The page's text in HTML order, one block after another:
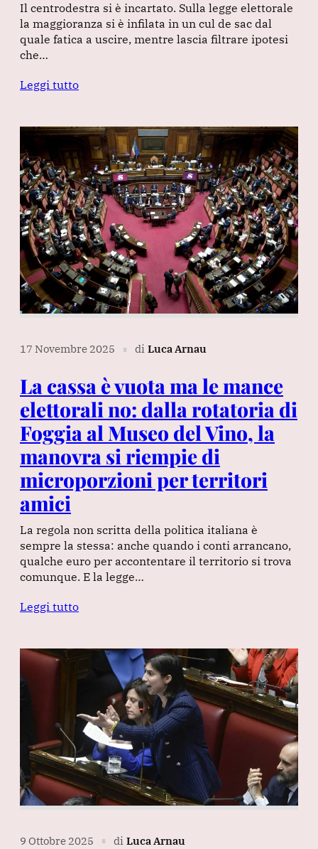
Il centrodestra si è incartato. Sulla legge elettorale
la maggioranza si è infilata in un cul de sac dal
quale fatica a uscire, mentre lascia filtrare ipotesi
che…
Leggi tutto
17 Novembre 2025 ∎ di Luca Arnau
La cassa è vuota ma le mance
elettorali no: dalla rotatoria di
Foggia al Museo del Vino, la
manovra si riempie di
microporzioni per territori
amici
La regola non scritta della politica italiana è
sempre la stessa: anche quando i conti arrancano,
qualche euro per accontentare il territorio si trova
comunque. E la legge…
Leggi tutto
9 Ottobre 2025 ∎ di Luca Arnau